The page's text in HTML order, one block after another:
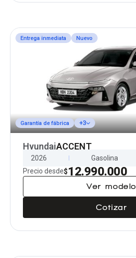
Entrega inmediata Nuevo
Garantía de fábrica +3
HyundaiACCENT
2026 Gasolina
Precio desde$12.990.000
Ver modelo
Cotizar